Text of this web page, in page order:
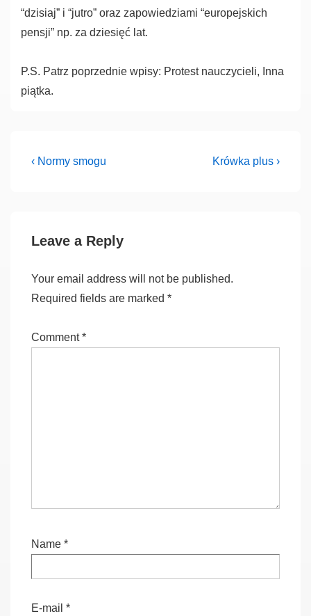
“dzisiaj” i “jutro” oraz zapowiedziami “europejskich
pensji” np. za dziesięć lat.
P.S. Patrz poprzednie wpisy: Protest nauczycieli, Inna
piątka.
Post
Previous
‹ Normy smogu
Next
Krówka plus ›
Leave a Reply
Your email address will not be published.
Required fields are marked *
Comment*
Name *
E-mail *